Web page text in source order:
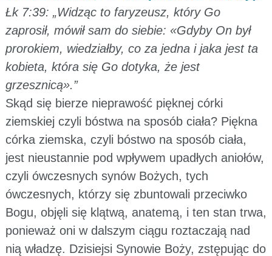
Łk 7:39: „Widząc to faryzeusz, który Go
zaprosił, mówił sam do siebie: «Gdyby On był
prorokiem, wiedziałby, co za jedna i jaka jest ta
kobieta, która się Go dotyka, że jest
grzesznicą».”
Skąd się bierze nieprawość pięknej córki
ziemskiej czyli bóstwa na sposób ciała? Piękna
córka ziemska, czyli bóstwo na sposób ciała,
jest nieustannie pod wpływem upadłych aniołów,
czyli ówczesnych synów Bożych, tych
ówczesnych, którzy się zbuntowali przeciwko
Bogu, objęli się klątwą, anatemą, i ten stan trwa,
ponieważ oni w dalszym ciągu roztaczają nad
nią władzę. Dzisiejsi Synowie Boży, zstępując do